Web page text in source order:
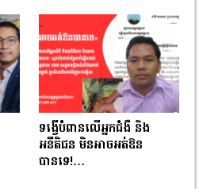
ទង្វើបំពានលើអ្នកជំងឺ និង
អនីតិជន មិនអាចអត់ឱន
បានទេ!…